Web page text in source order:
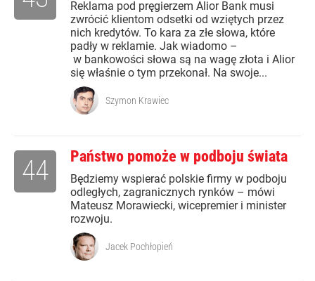
Reklama pod pręgierzem Alior Bank musi
zwrócić klientom odsetki od wziętych przez
nich kredytów. To kara za złe słowa, które
padły w reklamie. Jak wiadomo –
w bankowości słowa są na wagę złota i Alior
się właśnie o tym przekonał. Na swoje...
Szymon Krawiec
Państwo pomoże w podboju świata
Będziemy wspierać polskie firmy w podboju
odległych, zagranicznych rynków – mówi
Mateusz Morawiecki, wicepremier i minister
rozwoju.
44
Jacek Pochłopień